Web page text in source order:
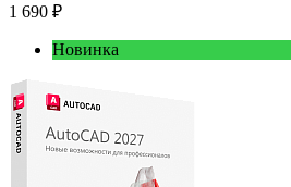
1 690 ₽
Новинка